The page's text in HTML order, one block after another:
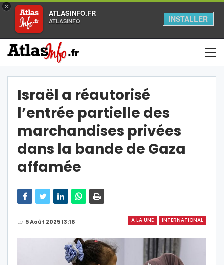
×
ATLASINFO.FR
ATLASINFO INSTALLER
Israël a réautorisé
l’entrée partielle des
marchandises privées
dans la bande de Gaza
affamée
A LA UNE INTERNATIONAL
Le 5 Août 2025 13:16